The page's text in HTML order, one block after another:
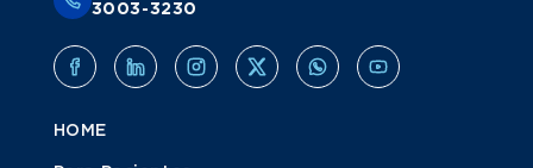
3003-3230
HOME